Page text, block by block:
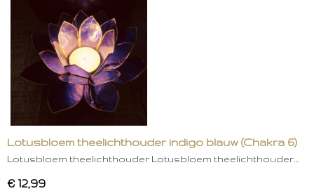
Lotusbloem theelichthouder indigo blauw (Chakra 6)
Lotusbloem theelichthouder Lotusbloem theelichthouder…
€ 12,99